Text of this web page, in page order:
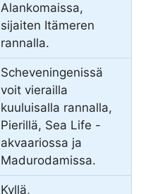
Alankomaissa,
sijaiten Itämeren
rannalla.
Scheveningenissä
voit vierailla
kuuluisalla rannalla,
Pierillä, Sea Life -
akvaariossa ja
Madurodamissa.
Kyllä,